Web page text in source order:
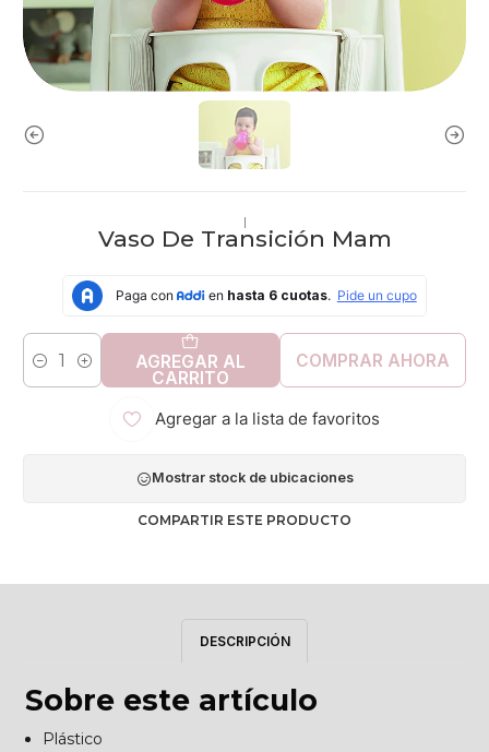
|
Vaso De Transición Mam
Cantidad AGREGAR AL
CARRITO
COMPRAR AHORA
Agregar a la lista de favoritos
Mostrar stock de ubicaciones
COMPARTIR ESTE PRODUCTO
DESCRIPCIÓN
Sobre este artículo
Plástico